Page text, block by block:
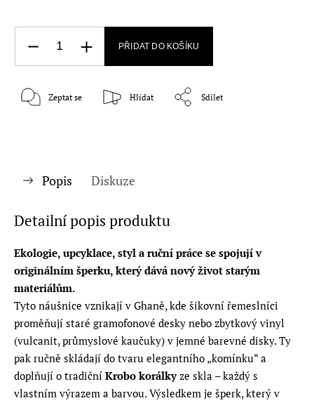
PŘIDAT DO KOŠÍKU
Zeptat se Hlídat Sdílet
Popis Diskuze
Detailní popis produktu
Ekologie, upcyklace, styl a ruční práce se spojují v
originálním šperku, který dává nový život starým
materiálům.
Tyto náušnice vznikají v Ghaně, kde šikovní řemeslníci
proměňují staré gramofonové desky nebo zbytkový vinyl
(vulcanit, průmyslové kaučuky) v jemné barevné disky. Ty
pak ručně skládají do tvaru elegantního „komínku“ a
doplňují o tradiční Krobo korálkyze skla – každý s
vlastním výrazem a barvou. Výsledkem je šperk, který v